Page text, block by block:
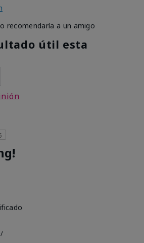
recomendaría a un amigo
útil esta